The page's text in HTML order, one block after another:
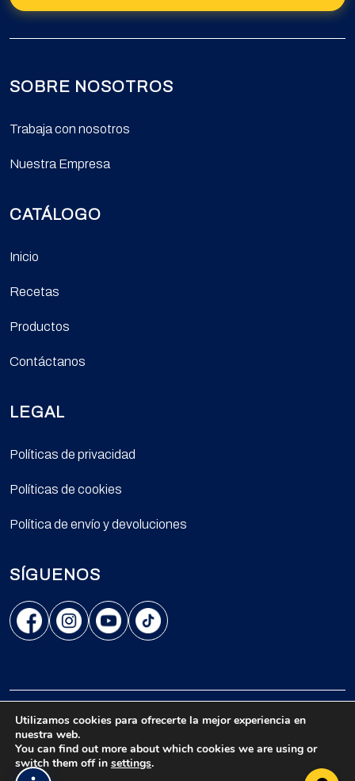
SOBRE NOSOTROS
Trabaja con nosotros
Nuestra Empresa
CATÁLOGO
Inicio
Recetas
Productos
Contáctanos
LEGAL
Políticas de privacidad
Políticas de cookies
Política de envío y devoluciones
SÍGUENOS
Carrera 9A Nro. 99-02 oficina 501 - Bogotá, Colombia.
© 2026 Todos los derechos reservados.
Utilizamos cookies para ofrecerte la mejor experiencia en
nuestra web.
You can find out more about which cookies we are using or
switch them off in settings.